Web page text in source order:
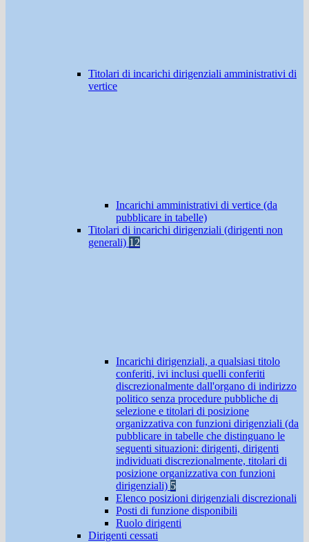
Titolari di incarichi dirigenziali amministrativi di
vertice
Incarichi amministrativi di vertice (da
pubblicare in tabelle)
Titolari di incarichi dirigenziali (dirigenti non
generali) 12
Incarichi dirigenziali, a qualsiasi titolo
conferiti, ivi inclusi quelli conferiti
discrezionalmente dall'organo di indirizzo
politico senza procedure pubbliche di
selezione e titolari di posizione
organizzativa con funzioni dirigenziali (da
pubblicare in tabelle che distinguano le
seguenti situazioni: dirigenti, dirigenti
individuati discrezionalmente, titolari di
posizione organizzativa con funzioni
dirigenziali) 5
Elenco posizioni dirigenziali discrezionali
Posti di funzione disponibili
Ruolo dirigenti
Dirigenti cessati